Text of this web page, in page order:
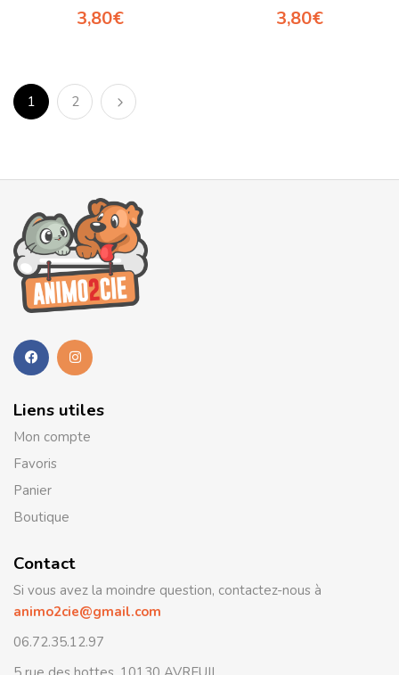
3,80€ 3,80€
1 2
Liens utiles
Mon compte
Favoris
Panier
Boutique
Contact
Si vous avez la moindre question, contactez-nous à
animo2cie@gmail.com
06.72.35.12.97